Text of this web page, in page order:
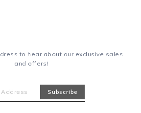
to hear about our exclusive sales
and offers!